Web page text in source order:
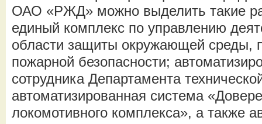
ОАО «РЖД» можно выделить такие
единый комплекс по управлению
области защиты окружающей среды,
пожарной безопасности;
сотрудника Департамента
автоматизированная система
локомотивного комплекса», а также